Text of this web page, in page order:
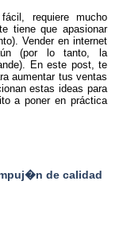
requiere mucho
tiene que apasionar
Vender en internet
(por lo tanto, la
En este post, te
aumentar tus ventas
estas ideas para
a poner en práctica
de calidad